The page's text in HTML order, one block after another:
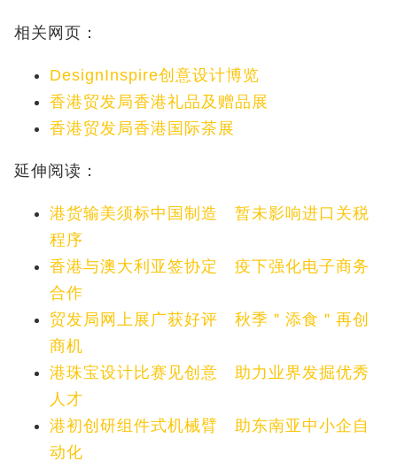
相关网页：
DesignInspire创意设计博览
香港贸发局香港礼品及赠品展
香港贸发局香港国际茶展
延伸阅读：
港货输美须标中国制造 暂未影响进口关税
程序
香港与澳大利亚签协定 疫下强化电子商务
合作
贸发局网上展广获好评 秋季＂添食＂再创
商机
港珠宝设计比赛见创意 助力业界发掘优秀
人才
港初创研组件式机械臂 助东南亚中小企自
动化